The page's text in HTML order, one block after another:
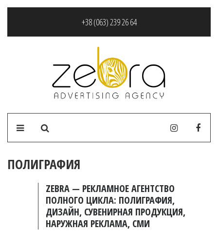
+38 (063) 239 26 64
ПОЛИГРАФИЯ
ZEBRA — РЕКЛАМНОЕ АГЕНТСТВО
ПОЛНОГО ЦИКЛА: ПОЛИГРАФИЯ,
ДИЗАЙН, СУВЕНИРНАЯ ПРОДУКЦИЯ,
НАРУЖНАЯ РЕКЛАМА, СМИ